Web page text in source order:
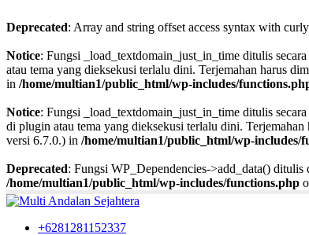
Deprecated: Array and string offset access syntax with
Notice: Fungsi _load_textdomain_just_in_time ditulis secara
atau tema yang dieksekusi terlalu dini. Terjemahan harus
in /home/multian1/public_html/wp-includes/
Notice: Fungsi _load_textdomain_just_in_time ditulis secara
di plugin atau tema yang dieksekusi terlalu dini. Terjemahan
versi 6.7.0.) in /home/multian1/public_html/wp-includes/
Deprecated: Fungsi WP_Dependencies->add_data() ditulis
/home/multian1/public_html/wp-includes/functions.php
+6281281152337